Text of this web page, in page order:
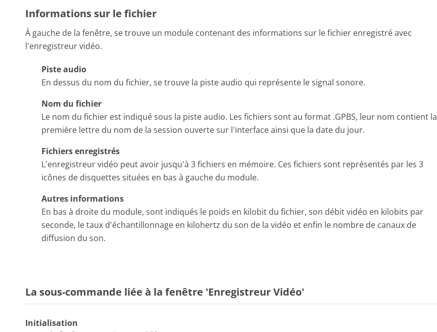
Informations sur le fichier
À gauche de la fenêtre, se trouve un module contenant des informations sur le fichier enregistré avec
l'enregistreur vidéo.
Piste audio
En dessus du nom du fichier, se trouve la piste audio qui représente le signal sonore.
Nom du fichier
Le nom du fichier est indiqué sous la piste audio. Les fichiers sont au format .GPBS, leur nom contient la
première lettre du nom de la session ouverte sur l'interface ainsi que la date du jour.
Fichiers enregistrés
L'enregistreur vidéo peut avoir jusqu'à 3 fichiers en mémoire. Ces fichiers sont représentés par les 3
icônes de disquettes situées en bas à gauche du module.
Autres informations
En bas à droite du module, sont indiqués le poids en kilobit du fichier, son débit vidéo en kilobits par
seconde, le taux d'échantillonnage en kilohertz du son de la vidéo et enfin le nombre de canaux de
diffusion du son.
La sous-commande liée à la fenêtre 'Enregistreur Vidéo'
Initialisation